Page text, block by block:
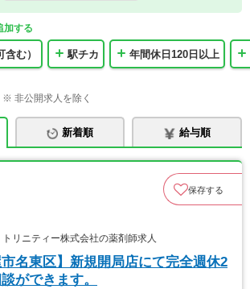
加する
む） 駅チカ 年間休日120日以上
※ 非公開求人を除く
新着順 給与順
保存する
リニティー株式会社の薬剤師求人
市名東区】新規開局店にて完全週休2
ができます。